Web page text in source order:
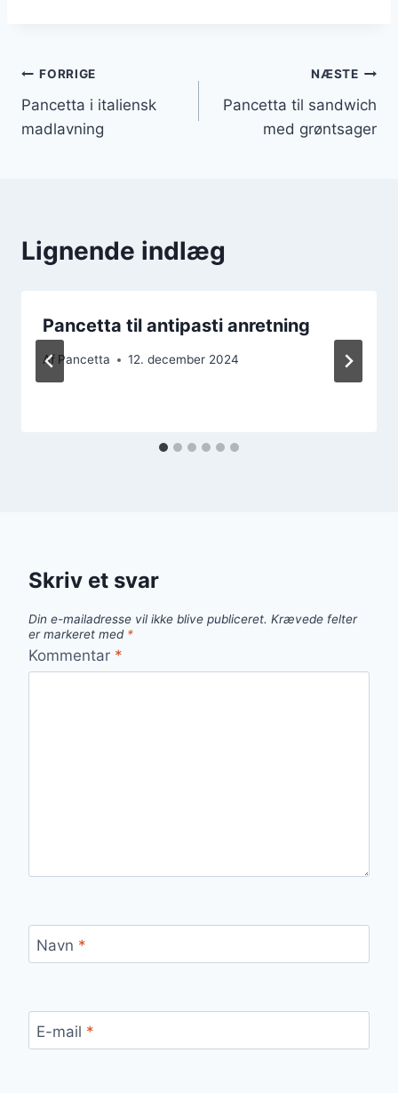
Indlægsnavigation
FORRIGE
Pancetta i italiensk
madlavning
NÆSTE
Pancetta til sandwich
med grøntsager
Lignende indlæg
Pancetta til antipasti anretning
Af Pancetta 12. december 2024
Skriv et svar
Din e-mailadresse vil ikke blive publiceret. Krævede felter
er markeret med *
Kommentar *
Navn *
E-mail *